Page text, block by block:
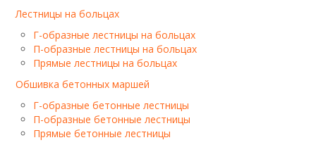
Лестницы на больцах
Г-образные лестницы на больцах
П-образные лестницы на больцах
Прямые лестницы на больцах
Обшивка бетонных маршей
Г-образные бетонные лестницы
П-образные бетонные лестницы
Прямые бетонные лестницы